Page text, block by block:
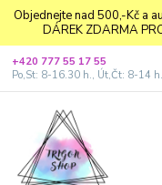
Objednejte nad 500,-Kč a
DÁREK ZDARMA
+420 777 55 17 55
Po,St: 8-16.30 h., Út,Čt: 8-14 h.